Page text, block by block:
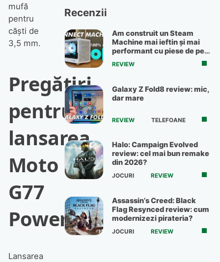
mufă
pentru
căști de
3,5 mm.
Pregătiri
pentru
lansarea
Moto
G77
Power
Lansarea
Recenzii
Am construit un Steam
Machine mai ieftin și mai
performant cu piese de pe
OLX
REVIEW
Galaxy Z Fold8 review: mic,
dar mare
REVIEW TELEFOANE
Halo: Campaign Evolved
review: cel mai bun remake
din 2026?
JOCURI REVIEW
Assassin’s Creed: Black
Flag Resynced review: cum
modernizezi pirateria?
JOCURI REVIEW